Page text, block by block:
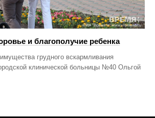
и благополучие ребенка
грудного вскармливания
клинической больницы №40 Ольгой